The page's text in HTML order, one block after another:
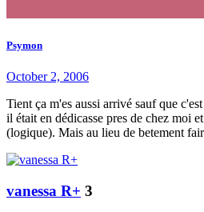
Psymon
October 2, 2006
Tient ça m'es aussi arrivé sauf que
il était en dédicasse pres de chez moi
(logique). Mais au lieu de betement
vanessa R+ 3